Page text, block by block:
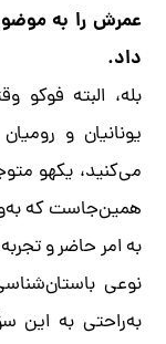
عمرش را به
داد.
بله، البته فوکو
یونانیان و
می‌کنید، یکهو
همین‌جاست که
به امر حاضر و
به‌راحتی به